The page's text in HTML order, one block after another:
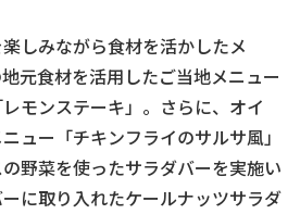
しみながら食材を活かしたメ
元食材を活用したご当地メニュー
レモンステーキ」。さらに、オイ
ュー「チキンフライのサルサ風」
野菜を使ったサラダバーを実施い
に取り入れたケールナッツサラダ